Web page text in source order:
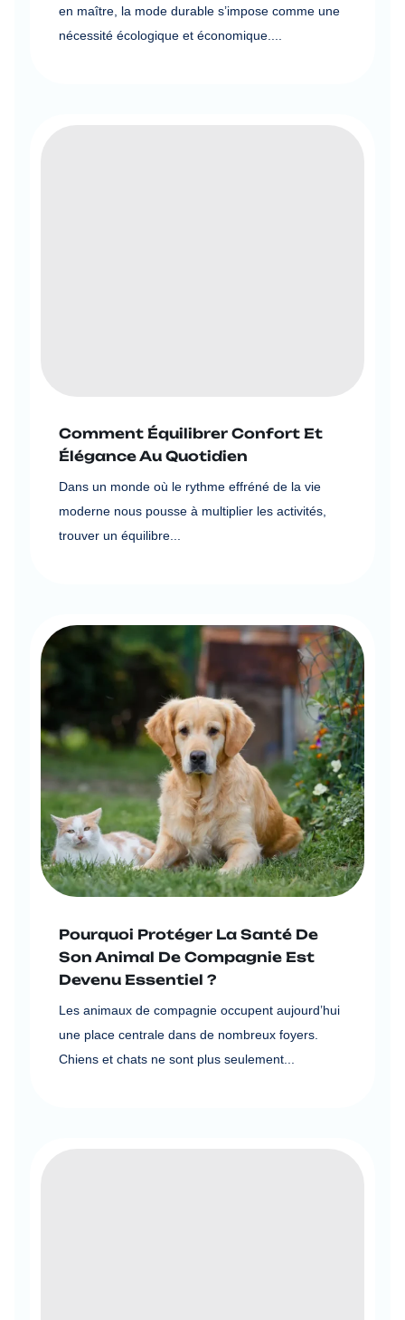
en maître, la mode durable s’impose comme une
nécessité écologique et économique....
Comment Équilibrer Confort Et
Élégance Au Quotidien
Dans un monde où le rythme effréné de la vie
moderne nous pousse à multiplier les activités,
trouver un équilibre...
Pourquoi Protéger La Santé De
Son Animal De Compagnie Est
Devenu Essentiel ?
Les animaux de compagnie occupent aujourd’hui
une place centrale dans de nombreux foyers.
Chiens et chats ne sont plus seulement...